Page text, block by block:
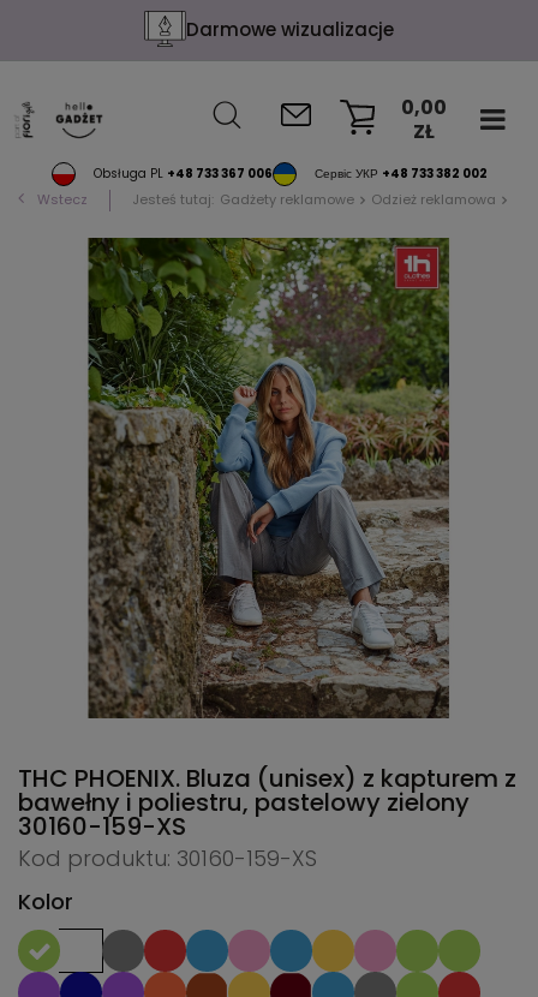
Darmowe wizualizacje
Obsługa PL +48 733 367 006 Сервіс УКР +48 733 382 002
0,00
ZŁ
Wstecz Jesteś tutaj: Gadżety reklamowe Odzież reklamowa
THC PHOENIX. Bluza (unisex) z kapturem z
bawełny i poliestru, pastelowy zielony
30160-159-XS
Kod produktu: 30160-159-XS
Kolor